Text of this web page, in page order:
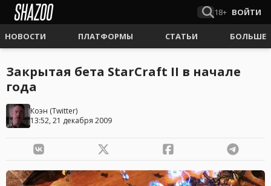
18+ ВОЙТИ
НОВОСТИ ПЛАТФОРМЫ СТАТЬИ БОЛЬШЕ
Закрытая бета StarCraft II в начале
года
Коэн (Twitter)
13:52, 21 декабря 2009